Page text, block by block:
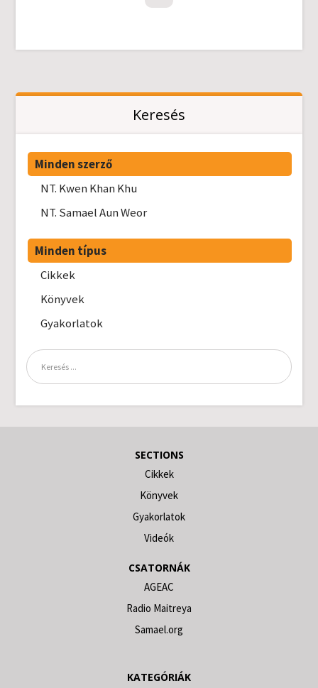
Keresés
Minden szerző
NT. Kwen Khan Khu
NT. Samael Aun Weor
Minden típus
Cikkek
Könyvek
Gyakorlatok
SECTIONS
Cikkek
Könyvek
Gyakorlatok
Videók
CSATORNÁK
AGEAC
Radio Maitreya
Samael.org
KATEGÓRIÁK